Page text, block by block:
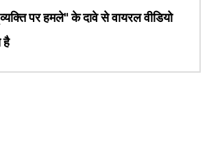
पर हमले" के दावे से वायरल वीडियो
है